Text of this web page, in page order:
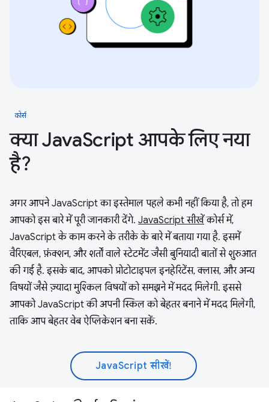
कोर्स
क्या JavaScript आपके लिए नया
है?
अगर आपने JavaScript का इस्तेमाल पहले कभी नहीं किया है, तो हम
आपको इस बारे में पूरी जानकारी देंगे. JavaScript सीखेंकोर्स में,
JavaScript के काम करने के तरीके के बारे में बताया गया है. इसमें
वैरिएबल, फ़ंक्शन, और शर्तों वाले स्टेटमेंट जैसी बुनियादी बातों से शुरुआत
की गई है. इसके बाद, आपको प्रोटोटाइपल इनहेरिटेंस, क्लास, और अन्य
विषयों जैसे ज़्यादा मुश्किल विषयों को समझने में मदद मिलेगी. इससे
आपको JavaScript की अपनी स्किल को बेहतर बनाने में मदद मिलेगी,
ताकि आप बेहतर वेब ऐप्लिकेशन बना सकें.
JavaScript सीखें!